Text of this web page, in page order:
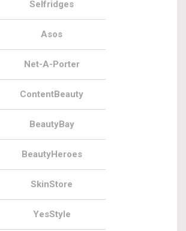
Selfridges
Asos
Net-A-Porter
ContentBeauty
BeautyBay
BeautyHeroes
SkinStore
YesStyle